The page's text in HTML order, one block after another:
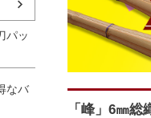
パッ
なバ
「峰」6㎜総